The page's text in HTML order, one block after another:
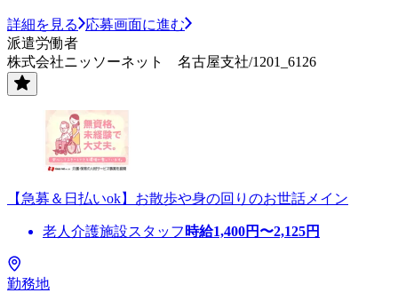
詳細を見る
応募画面に進む
派遣労働者
株式会社ニッソーネット 名古屋支社/1201_6126
【急募＆日払いok】お散歩や身の回りのお世話メイン
老人介護施設スタッフ 時給1,400円〜2,125円
勤務地